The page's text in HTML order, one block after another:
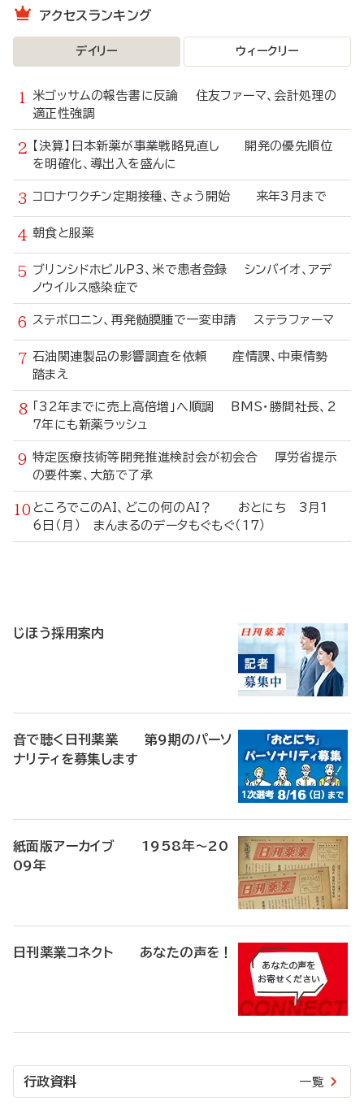
アクセスランキング
デイリー ウィークリー
米ゴッサムの報告書に反論 住友ファーマ、会計処理の
適正性強調
【決算】日本新薬が事業戦略見直し 開発の優先順位
を明確化、導出入を盛んに
コロナワクチン定期接種、きょう開始 来年3月まで
朝食と服薬
ブリンシドホビルP3、米で患者登録 シンバイオ、アデ
ノウイルス感染症で
ステボロニン、再発髄膜腫で一変申請 ステラファーマ
石油関連製品の影響調査を依頼 産情課、中東情勢
踏まえ
「32年までに売上高倍増」へ順調 BMS・勝間社長、2
7年にも新薬ラッシュ
特定医療技術等開発推進検討会が初会合 厚労省提示
の要件案、大筋で了承
ところでこのAI、どこの何のAI？ おとにち 3月1
6日（月） まんまるのデータもぐもぐ（17）
じほう採用案内
音で聴く日刊薬業 第9期のパーソ
ナリティを募集します
紙面版アーカイブ 1958年～20
09年
日刊薬業コネクト あなたの声を！
行政資料 一覧